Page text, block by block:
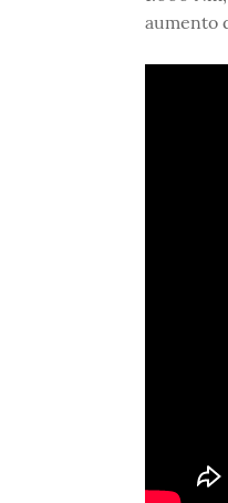
aumento